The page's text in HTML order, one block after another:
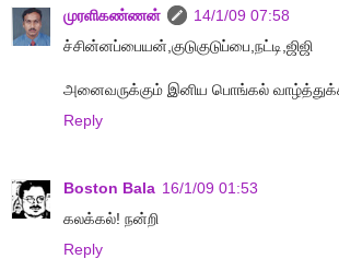
முரளிகண்ணன்
14/1/09 07:58
ச்சின்னப்பையன்,குடுகுடுப்பை,நட்டி,ஜிஜி
அனைவருக்கும் இனிய பொங்கல்
Reply
Boston Bala 16/1/09 01:53
கலக்கல்! நன்றி
Reply